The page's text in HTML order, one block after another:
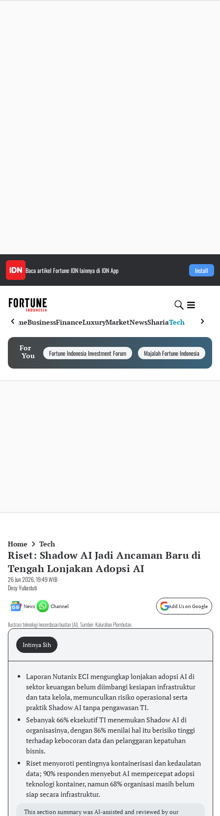
Baca artikel Fortune IDNlainnya di IDN App Install
HomeBusinessFinanceLuxuryMarketNewsShariaTech
For
You
Fortune Indonesia Investment Forum Majalah Fortune Indonesia
Home Tech
Riset: Shadow AI Jadi Ancaman Baru di
Tengah Lonjakan Adopsi AI
26 Jun 2026, 19:49 WIB
Desy Yuliastuti
News Channel Add Us on Google
Ilustrasi teknologi kecerdasan buatan (AI). Sumber: Kalurahan Plembutan.
Intinya Sih
Laporan Nutanix ECI mengungkap lonjakan adopsi AI di
sektor keuangan belum diimbangi kesiapan infrastruktur
dan tata kelola, memunculkan risiko operasional serta
praktik Shadow AI tanpa pengawasan TI.
Sebanyak 66% eksekutif TI menemukan Shadow AI di
organisasinya, dengan 86% menilai hal itu berisiko tinggi
terhadap kebocoran data dan pelanggaran kepatuhan
bisnis.
Riset menyoroti pentingnya kontainerisasi dan kedaulatan
data; 90% responden menyebut AI mempercepat adopsi
teknologi kontainer, namun 68% organisasi masih belum
siap secara infrastruktur.
This section summary was AI-assisted and reviewed by our